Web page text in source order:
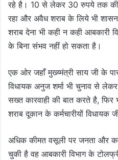
रहे है। 10 से लेकर 30 रुपये तक
रहा और अवैध शराब के लिये भी शासन
शराब देना भी कही न कही आबकारी
के बिना संभव नहीं हो सकता है।
एक ओर जहाँ मुख्य्मंत्री साय जी के
विधायक अनुज शर्मा भी चुनाव से
सख्त कारवाही की बात करते है,
शराब दूकान के कर्मचारीयों विधायक
अधिक कीमत वसूली पर जनता और
चुकी है वह आबकारी विभाग के